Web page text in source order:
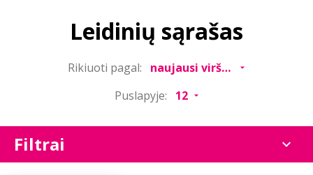
Leidinių sąrašas
Rikiuoti pagal:
Puslapyje:
Filtrai